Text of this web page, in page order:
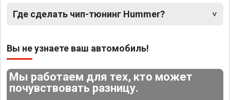
Где сделать чип-тюнинг Hummer?
Вы не узнаете ваш автомобиль!
Мы работаем для тех, кто может
почувствовать разницу.